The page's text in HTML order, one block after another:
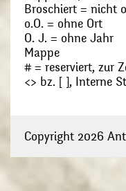
Broschiert = nicht
o.O. = ohne Ort
O. J. = ohne Jahr
Mappe
# = reserviert, zur
<> bz. [ ], Interne
Copyright 2026